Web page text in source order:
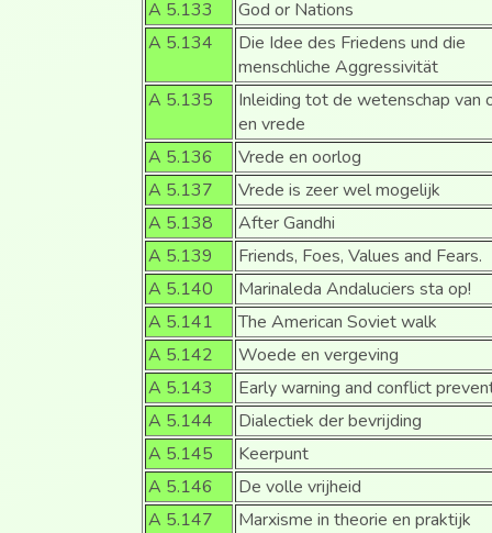
A 5.133
God or Nations
A 5.134
Die Idee des Friedens und die
menschliche Aggressivität
A 5.135
Inleiding tot de wetenschap van
en vrede
A 5.136
Vrede en oorlog
A 5.137
Vrede is zeer wel mogelijk
A 5.138
After Gandhi
A 5.139
Friends, Foes, Values and Fears.
A 5.140
Marinaleda Andaluciers sta op!
A 5.141
The American Soviet walk
A 5.142
Woede en vergeving
A 5.143
Early warning and conflict
A 5.144
Dialectiek der bevrijding
A 5.145
Keerpunt
A 5.146
De volle vrijheid
A 5.147
Marxisme in theorie en praktijk